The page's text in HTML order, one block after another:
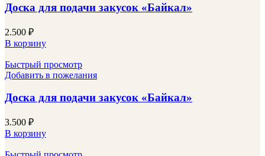
Доска для подачи закусок «Байкал»
2.500 ₽
В корзину
Быстрый просмотр
Добавить в пожелания
Доска для подачи закусок «Байкал»
3.500 ₽
В корзину